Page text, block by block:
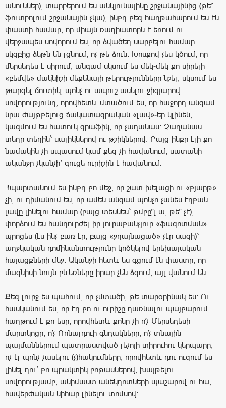
անուններ), տարբերում ես անկյունայինը շրջանայինից (թե՞
ֆուտբոլում շրջանային չկա), ինքդ քեզ հաղթահարում ես էն
փաստի համար, որ միայն ռադիատորն է եռում ու
վերջապես սովորում ես, որ ձվածեղ սարքելու համար
սկզբից ձեթն են լցնում, ոչ թե ձուն։ Խոսքով չես կծում, որ
մերսեդես է սիրում, անգամ սկսում ես մեկ-մեկ քո սիրելի
«բեմվե» մակնիշի մեքենայի թերությունները նշել, սկսում ես
թարգել ճուտիկ, պոնչ ու ապուշ ասելու ջիգյարով
սովորությունդ, որովհետև մտածում ես, որ հաջորդ անգամ
նրա ժայթքելուց ճակատագրական «լավ»-եր կլինեն,
կազմում ես հատուկ գրաֆիկ, որ չաղանաս։ Չաղանաս
տեղը տեղին՝ սալիկներով ու թշիկներով։ Բայց ինքը էլի քո
նամակին չի սպասում կամ քեզ չի հավանում, սատանի
ականջը չկանչի՝ գուցե ուրիշին է հավանում։
Հպարտանում ես ինքդ քո մեջ, որ շատ խելացի ու «քյարթ»
չի, ու դիմանում ես, որ ամեն անգամ պոնչո չանես էդքան
լավը լինելու համար (բայց տեսնես՝ թմբը՞լ ա, թե՞ չէ),
փորձում ես հանդուրժել իր յուրաքանչյուր «ֆազոտման»
պրոցես (էս ինչ բառ էր, բայց «ջղայնացած» չէր սազի)՝
աղջկական դոմինանտությունը կոծկելով երեխայական
հայացքների մեջ։ Ականջի հետև ես գցում էն փաստը, որ
մագնիսի նույն բևեռները իրար չեն ձգում, այլ վանում են։
Քեզ լուրջ ես պահում, որ չմտածի, թե տարօրինակ ես։ Ու
հասկանում ես, որ էդ քո ու ուրիշը դառնալու պայքարում
հաղթում է քո եսը, որովհետև քոնը չի ո՛չ Մերսեդեսի
մարտկոցը, ո՛չ Ռոնալդուի գնդակները, ո՛չ տնային
պայմաններում պատրաստված լեչոյի տիրուհու կերպարը,
ոչ էլ պոնչ չասելու (չ)հակումները, որովհետև դու ուզում ես
լինել դու` քո պրակտիկ բոթասներով, խայթելու
սովորությամբ, անիմաստ անեկդոտների պաշարով ու հա,
հավերժական նիհար լինելու տոմսով։